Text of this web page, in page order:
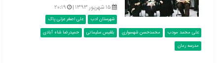
۱۵ شهریور ۱۳۹۳ | ۲۰:۱۹
شهرستان ادب
علی اصغر عزتی پاک
علی محمد مودب
محمدحسن شهسواری بلقیس سلیمانی
حمیدرضا شاه آبادی
مدرسه رمان